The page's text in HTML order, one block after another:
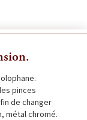
pinces
de changer
métal chromé.